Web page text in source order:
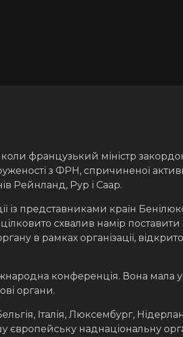
французький міністр
з ФРН, спричиненої
Рейнланд, Рур і Саар.
представниками країн
схвалив намір
в рамках організації,
конференція. Вона мала
органи.
Італія, Люксембург,
європейську наднаціональну